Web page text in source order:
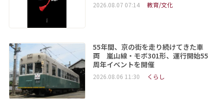
2026.08.07 07:14 教育/文化
55年間、京の街を走り続けてきた車
両 嵐山線・モボ301形、運行開始55
周年イベントを開催
2026.08.06 11:30 くらし